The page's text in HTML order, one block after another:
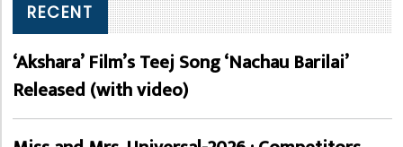
RECENT
‘Akshara’ Film’s Teej Song ‘Nachau Barilai’
Released (with video)